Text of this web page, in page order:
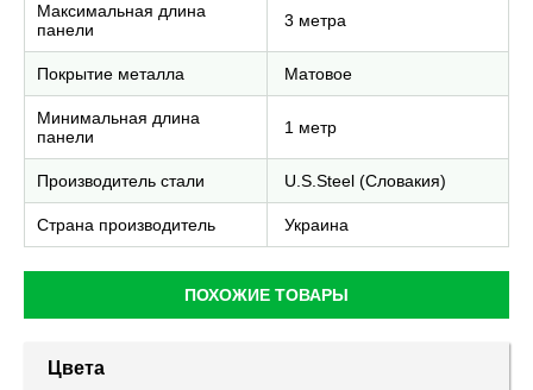
Максимальная длина
панели
3 метра
Покрытие металла Матовое
Минимальная длина
панели
1 метр
Производитель стали U.S.Steel (Словакия)
Страна производитель Украина
ПОХОЖИЕ ТОВАРЫ
Цвета